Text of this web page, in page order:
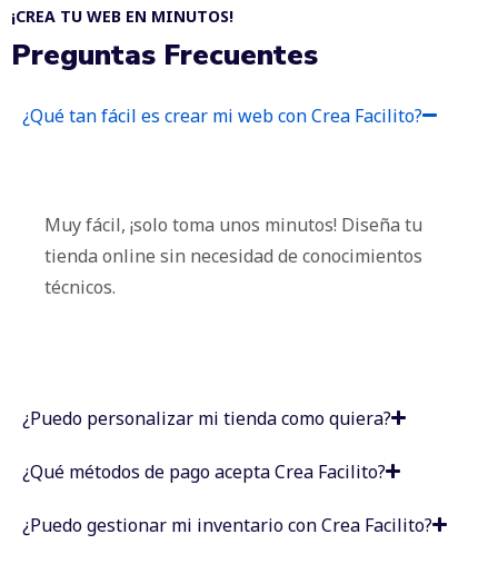
¡CREA TU WEB EN MINUTOS!
Preguntas Frecuentes
¿Qué tan fácil es crear mi web con Crea Facilito?
Muy fácil, ¡solo toma unos minutos! Diseña tu
tienda online sin necesidad de conocimientos
técnicos.
¿Puedo personalizar mi tienda como quiera?
¿Qué métodos de pago acepta Crea Facilito?
¿Puedo gestionar mi inventario con Crea Facilito?